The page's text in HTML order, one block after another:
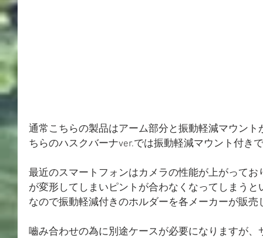
通常こちらの製品はアーム部分と振動軽減マウン
ちらのハスクバーナver.では振動軽減マウント付き
最近のスマートフォンはカメラの性能が上がって
が変形してしまいピントが合わなくなってしまう
なので振動軽減付きのホルダーを各メーカーが販売
嚙み合わせの為に別途ケースが必要になりますが